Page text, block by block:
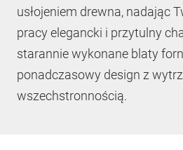
usłojeniem drewna, nadając
pracy elegancki i przytulny
starannie wykonane blaty
ponadczasowy design z
wszechstronnością.